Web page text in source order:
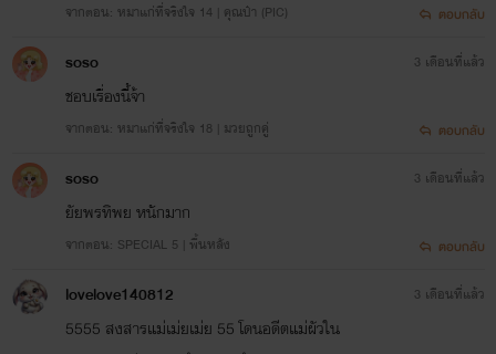
จากตอน: หมาแก่ที่จริงใจ 14 | คุณป๋า (PIC) ตอบกลับ
soso
ชอบเรื่องนี้จ้า
จากตอน: หมาแก่ที่จริงใจ 18 | มวยถูกคู่
3 เดือนที่แล้ว
ตอบกลับ
soso
ยัยพรทิพย หนักมาก
จากตอน: SPECIAL 5 | พื้นหลัง
3 เดือนที่แล้ว
ตอบกลับ
lovelove140812
5555 สงสารแม่เม่ยเม่ย 55 โดนอดีตแม่ผัวใน
3 เดือนที่แล้ว